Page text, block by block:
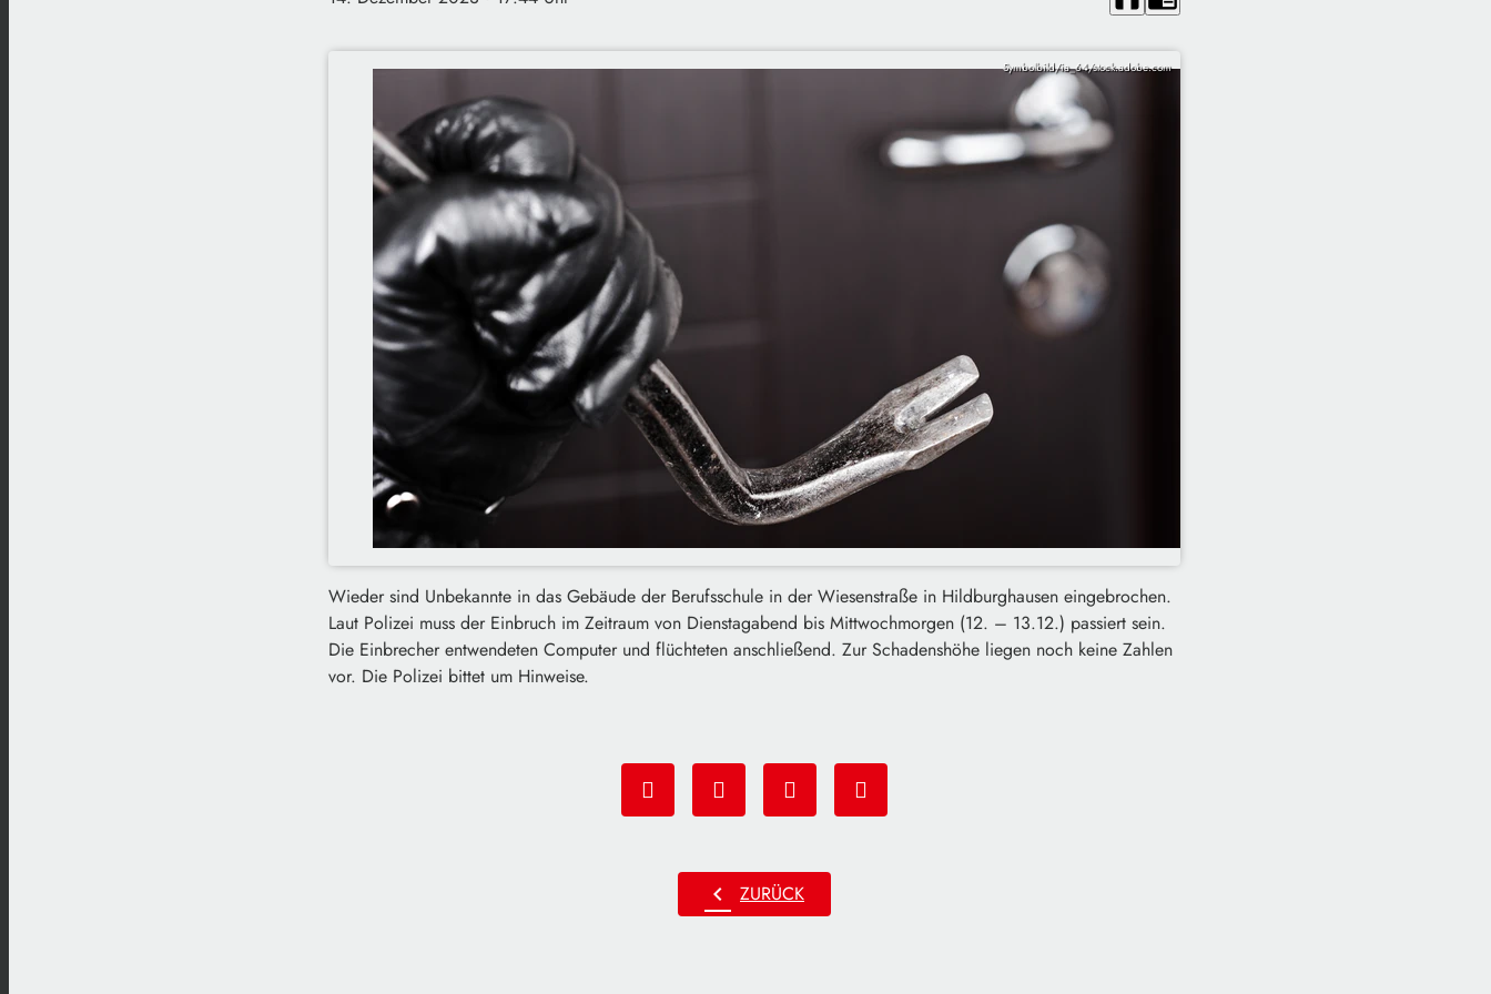
Symbolbild/ia_64/stock.adobe.com
Wieder sind Unbekannte in das Gebäude der Berufsschule in der Wiesenstraße in Hildburghausen eingebrochen.
Laut Polizei muss der Einbruch im Zeitraum von Dienstagabend bis Mittwochmorgen (12. – 13.12.) passiert sein.
Die Einbrecher entwendeten Computer und flüchteten anschließend. Zur Schadenshöhe liegen noch keine Zahlen
vor. Die Polizei bittet um Hinweise.
chevron_left ZURÜCK